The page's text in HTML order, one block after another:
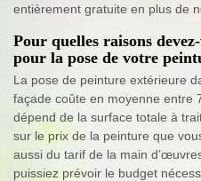
entièrement gratuite en plus de
Pour quelles raisons
pour la pose de votre
La pose de peinture extérieure
façade coûte en moyenne entre
dépend de la surface totale à
sur le prix de la peinture que
aussi du tarif de la main
puissiez prévoir le budget